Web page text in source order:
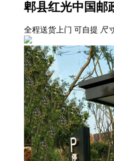
郫县红光中国邮
全程送货上门 可自提 尺